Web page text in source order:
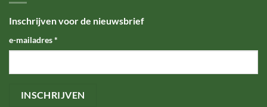
Inschrijven voor de nieuwsbrief
e-mailadres*